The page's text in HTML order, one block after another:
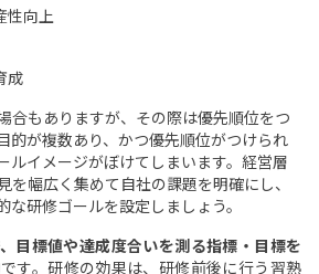
性向上
成
合もありますが、その際は優先順位をつ
的が複数あり、かつ優先順位がつけられ
ルイメージがぼけてしまいます。経営層
を幅広く集めて自社の課題を明確にし、
な研修ゴールを設定しましょう。
目標値や達成度合いを測る指標・目標を
です。研修の効果は、研修前後に行う習熟